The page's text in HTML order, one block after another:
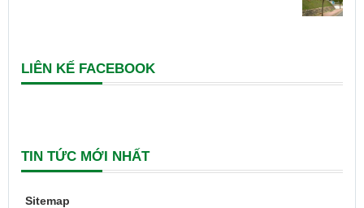
LIÊN KẾ FACEBOOK
TIN TỨC MỚI NHẤT
Sitemap